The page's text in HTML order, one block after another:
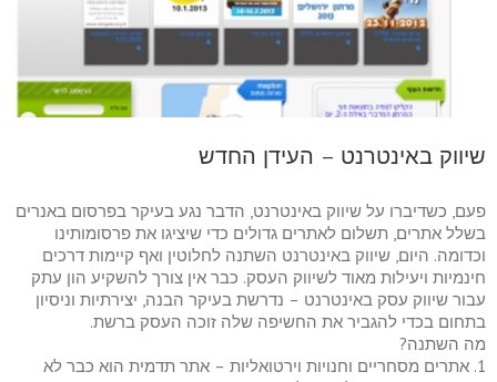
שיווק באינטרנט – העידן החדש
פעם, כשדיברו על שיווק באינטרנט, הדבר נגע בעיקר בפרסום באנרים
בשלל אתרים, תשלום לאתרים גדולים כדי שיציגו את פרסומותינו
וכדומה. היום, שיווק באינטרנט השתנה לחלוטין ואף קיימות דרכים
חינמיות ויעילות מאוד לשיווק העסק. כבר אין צורך להשקיע הון עתק
עבור שיווק עסק באינטרנט – נדרשת בעיקר הבנה, יצירתיות וניסיון
בתחום בכדי להגביר את החשיפה שלה זוכה העסק ברשת.
מה השתנה?
1. אתרים מסחריים וחנויות וירטואליות – אתר תדמית הוא כבר לא